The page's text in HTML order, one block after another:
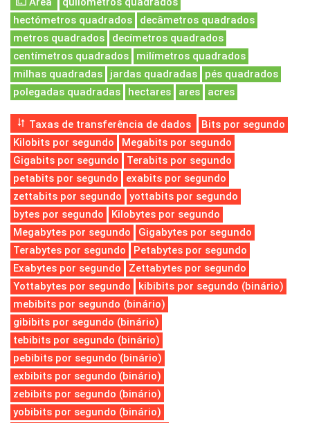
hectómetros quadrados
decâmetros quadrados
metros quadrados
decímetros quadrados
centímetros quadrados
milímetros quadrados
milhas quadradas
jardas quadradas
pés quadrados
polegadas quadradas
hectares ares acres
Taxas de transferência de dados
Bits por segundo
Kilobits por segundo
Megabits por segundo
Gigabits por segundo
Terabits por segundo
petabits por segundo
exabits por segundo
zettabits por segundo
yottabits por segundo
bytes por segundo
Kilobytes por segundo
Megabytes por segundo
Gigabytes por segundo
Terabytes por segundo
Petabytes por segundo
Exabytes por segundo
Zettabytes por segundo
Yottabytes por segundo
kibibits por segundo (binário)
mebibits por segundo (binário)
gibibits por segundo (binário)
tebibits por segundo (binário)
pebibits por segundo (binário)
exbibits por segundo (binário)
zebibits por segundo (binário)
yobibits por segundo (binário)